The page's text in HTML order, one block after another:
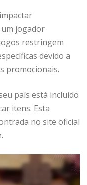
um jogador
restringem
devido a
promocionais.
país está incluído
itens. Esta
no site oficial